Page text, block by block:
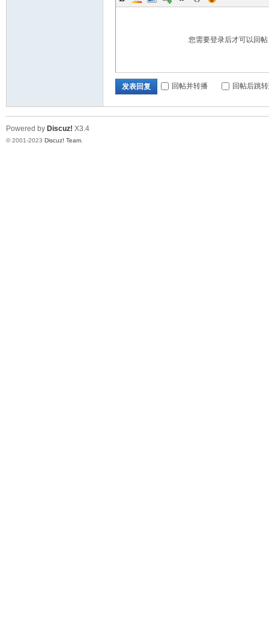
您需要登录后才可以回帖
发表回复 回帖并转播 回帖后跳
Powered by Discuz! X3.4
© 2001-2023 Discuz! Team